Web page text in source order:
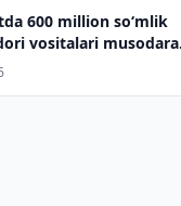
600 million so‘mlik
vositalari musodara